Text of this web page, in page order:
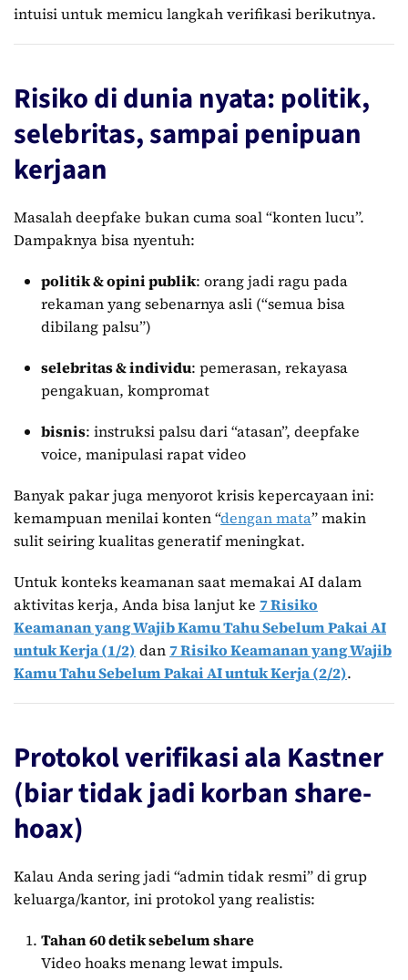
intuisi untuk memicu langkah verifikasi berikutnya.
Risiko di dunia nyata: politik,
selebritas, sampai penipuan
kerjaan
Masalah deepfake bukan cuma soal “konten lucu”.
Dampaknya bisa nyentuh:
politik & opini publik: orang jadi ragu pada
rekaman yang sebenarnya asli (“semua bisa
dibilang palsu”)
selebritas & individu: pemerasan, rekayasa
pengakuan, kompromat
bisnis: instruksi palsu dari “atasan”, deepfake
voice, manipulasi rapat video
Banyak pakar juga menyorot krisis kepercayaan ini:
kemampuan menilai konten “dengan mata” makin
sulit seiring kualitas generatif meningkat.
Untuk konteks keamanan saat memakai AI dalam
aktivitas kerja, Anda bisa lanjut ke 7 Risiko
Keamanan yang Wajib Kamu Tahu Sebelum Pakai AI
untuk Kerja (1/2) dan7 Risiko Keamanan yang Wajib
Kamu Tahu Sebelum Pakai AI untuk Kerja (2/2).
Protokol verifikasi ala Kastner
(biar tidak jadi korban share-
hoax)
Kalau Anda sering jadi “admin tidak resmi” di grup
keluarga/kantor, ini protokol yang realistis:
Tahan 60 detik sebelum share
Video hoaks menang lewat impuls.